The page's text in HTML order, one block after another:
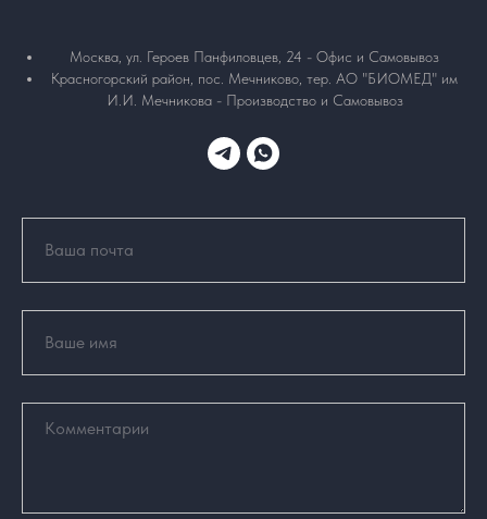
Москва, ул. Героев Панфиловцев, 24 - Офис и Самовывоз
Красногорский район, пос. Мечниково, тер. АО "БИОМЕД" им
И.И. Мечникова - Производство и Самовывоз